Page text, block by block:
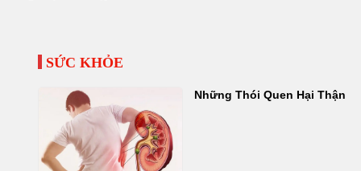
SỨC KHỎE
Những Thói Quen Hại Thận